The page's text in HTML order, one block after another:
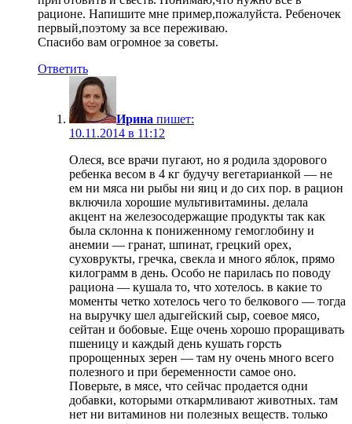
рационе. Напишите мне пример,пожалуйста. Ребеночек
первый,поэтому за все переживаю.
Спасибо вам огромное за советы.
Ответить
Ирина пишет:
10.11.2014 в 11:12
Олеся, все врачи пугают, но я родила здорового
ребенка весом в 4 кг будучу вегетарианкой — не
ем ни мяса ни рыбы ни яиц и до сих пор. в рацион
включила хорошие мультивитамины. делала
акцент на железосодержащие продукты так как
была склонна к пониженному гемоглобину и
анемии — гранат, шпинат, грецкий орех,
суховрукты, гречка, свекла и много яблок, прямо
килограмм в день. Особо не парилась по поводу
рациона — кушала то, что хотелось. в какие то
моменты четко хотелось чего то белкового — тогда
на выручку шел адыгейский сыр, соевое мясо,
сейтан и бобовые. Еще очень хорошо проращивать
пшеницу и каждый день кушать горсть
пророщенных зерен — там ну очень много всего
полезного и при беременности самое оно.
Поверьте, в мясе, что сейчас продается одни
добавки, которыми откармливают животных. там
нет ни витаминов ни полезных веществ. только